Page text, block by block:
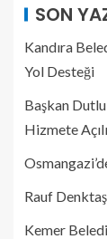
SON
Kandıra
Yol Desteği
Başkan
Hizmete
Rauf
Kemer